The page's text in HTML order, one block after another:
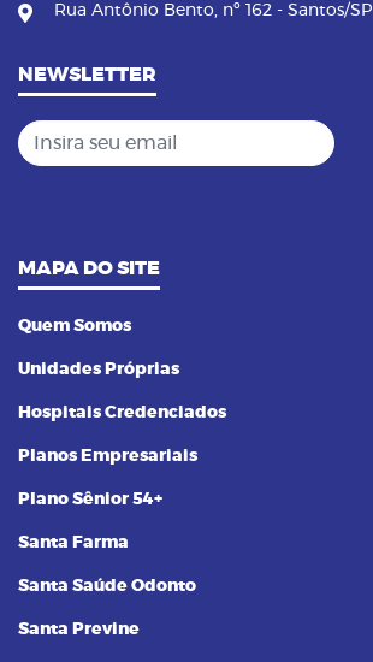
Rua Antônio Bento, nº 162 - Santos/SP
NEWSLETTER
Insira seu email
MAPA DO SITE
Quem Somos
Unidades Próprias
Hospitais Credenciados
Planos Empresariais
Plano Sênior 54+
Santa Farma
Santa Saúde Odonto
Santa Previne